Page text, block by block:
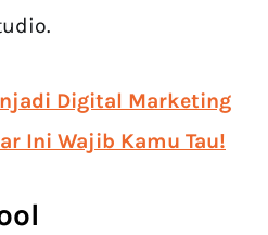
Digital Marketing
Ini Wajib Kamu Tau!